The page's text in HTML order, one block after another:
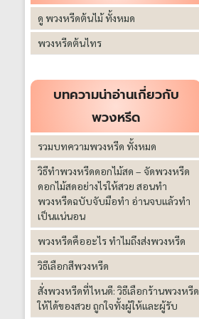
ดู พวงหรีดต้นไม้ ทั้งหมด
พวงหรีดต้นไทร
บทความน่าอ่านเกี่ยวกับ
พวงหรีด
รวมบทความพวงหรีด ทั้งหมด
วิธีทำพวงหรีดดอกไม้สด – จัดพวงหรีด
ดอกไม้สดอย่างไรให้สวย สอนทำ
พวงหรีดฉบับจับมือทำ อ่านจบแล้วทำ
เป็นแน่นอน
พวงหรีดคืออะไร ทำไมถึงส่งพวงหรีด
วิธีเลือกสีพวงหรีด
สั่งพวงหรีดที่ไหนดี: วิธีเลือกร้านพวงหรีด
ให้ได้ของสวย ถูกใจทั้งผู้ให้และผู้รับ